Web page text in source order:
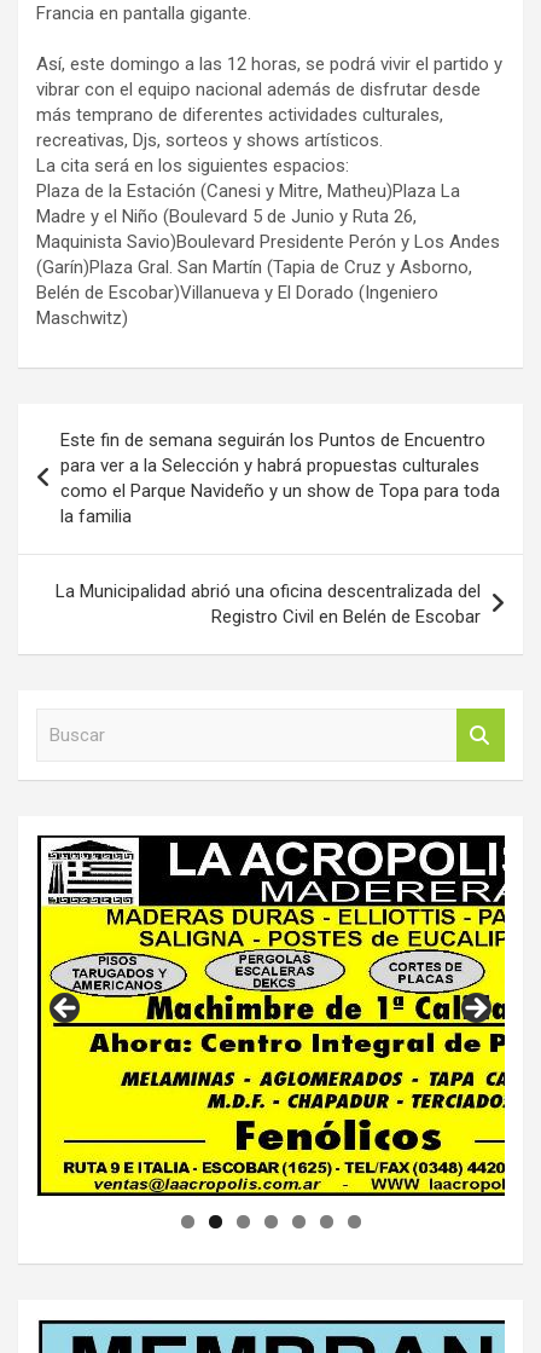
Francia en pantalla gigante.
Así, este domingo a las 12 horas, se podrá vivir el partido y
vibrar con el equipo nacional además de disfrutar desde
más temprano de diferentes actividades culturales,
recreativas, Djs, sorteos y shows artísticos.
La cita será en los siguientes espacios:
Plaza de la Estación (Canesi y Mitre, Matheu)Plaza La
Madre y el Niño (Boulevard 5 de Junio y Ruta 26,
Maquinista Savio)Boulevard Presidente Perón y Los Andes
(Garín)Plaza Gral. San Martín (Tapia de Cruz y Asborno,
Belén de Escobar)Villanueva y El Dorado (Ingeniero
Maschwitz)
de
entradas
Este fin de semana seguirán los Puntos de Encuentro
para ver a la Selección y habrá propuestas culturales
como el Parque Navideño y un show de Topa para toda
la familia
La Municipalidad abrió una oficina descentralizada del
Registro Civil en Belén de Escobar
r